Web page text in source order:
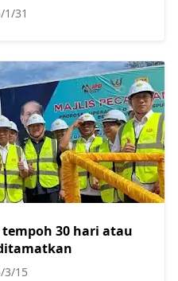
1/31
30 hari atau
3/15